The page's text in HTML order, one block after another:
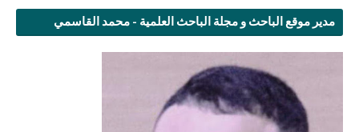
مدير موقع الباحث و مجلة الباحث العلمية - محمد القاسمي